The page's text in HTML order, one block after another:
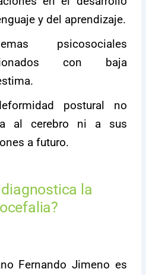
y del aprendizaje.
psicosociales
con baja
postural no
al cerebro ni a sus
a futuro.
la
Fernando Jimeno es